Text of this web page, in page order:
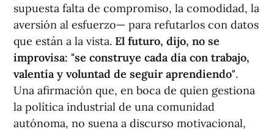
supuesta falta de compromiso, la comodidad, la
aversión al esfuerzo— para refutarlos con datos
que están a la vista. El futuro, dijo, no se
improvisa: "se construye cada día con trabajo,
valentía y voluntad de seguir aprendiendo".
Una afirmación que, en boca de quien gestiona
la política industrial de una comunidad
autónoma, no suena a discurso motivacional,